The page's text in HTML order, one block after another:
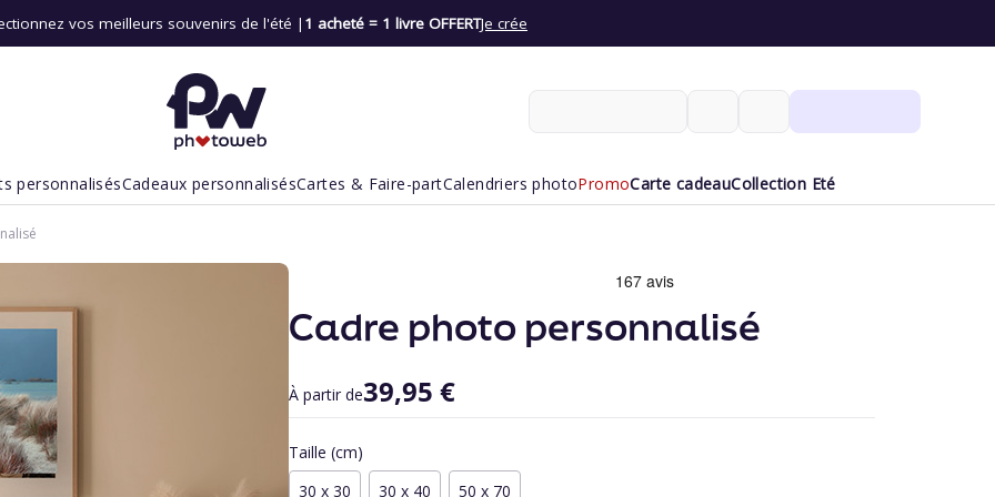
vos meilleurs souvenirs de l'été | 1 acheté = 1 livre OFFERTJe crée
personnalisésCadeaux personnalisésCartes & Faire-partCalendriers photoPromoCarte cadeauCollection Eté
Cadre photo personnalisé
À partir de39,95 €
Taille (cm)
30 x 30
30 x 40 50 x 70